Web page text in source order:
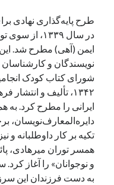
طرح پایه‌گذاری نهادی
در سال ۱۳۳۹،
ایمن (آهی) مطرح شد. این
نویسندگان و
شورای کتاب کودک
۱۳۴۲، تألیف و
ایرانی را مطرح کرد. به
دایره‌المعارف‌نویسان،‌
تکیه بر کار داوطلبانه و
به دست فرزندان این